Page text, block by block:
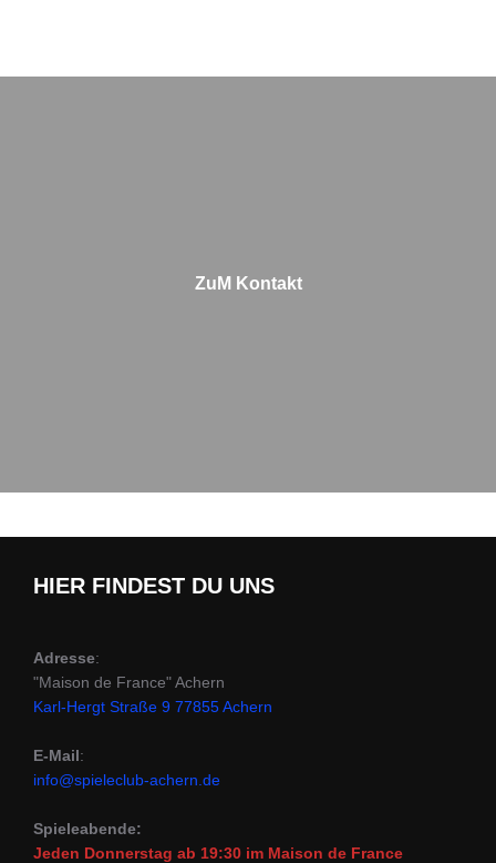
ZuM Kontakt
HIER FINDEST DU UNS
Adresse:
"Maison de France" Achern
Karl-Hergt Straße 9 77855 Achern
E-Mail:
info@spieleclub-achern.de
Spieleabende:
Jeden Donnerstag ab 19:30 im Maison de France